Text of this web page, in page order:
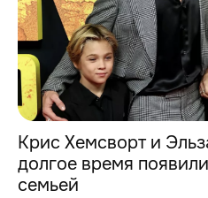
Крис Хемсворт и
долгое время
семьей